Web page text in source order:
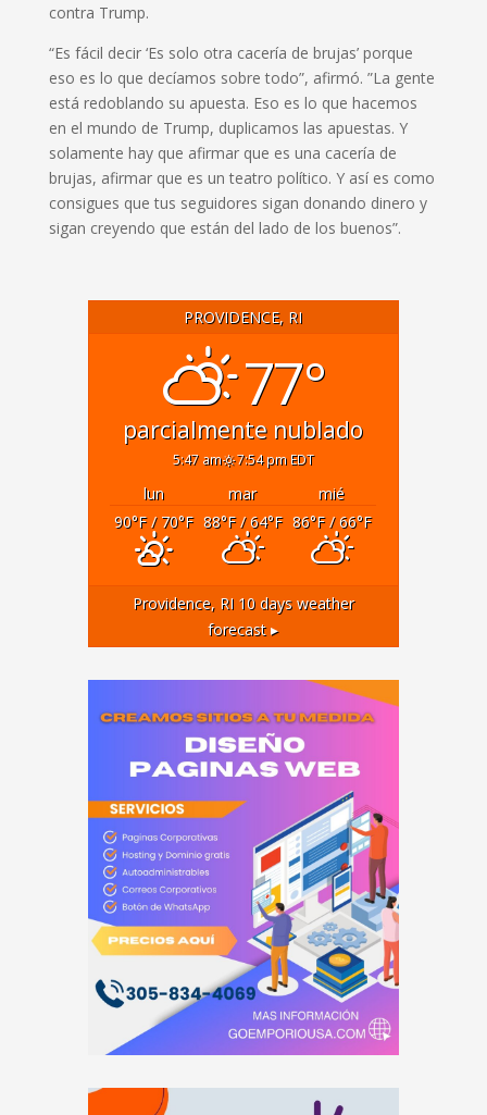
contra Trump.
“Es fácil decir ‘Es solo otra cacería de brujas’ porque
eso es lo que decíamos sobre todo”, afirmó. ”La gente
está redoblando su apuesta. Eso es lo que hacemos
en el mundo de Trump, duplicamos las apuestas. Y
solamente hay que afirmar que es una cacería de
brujas, afirmar que es un teatro político. Y así es como
consigues que tus seguidores sigan donando dinero y
sigan creyendo que están del lado de los buenos”.
PROVIDENCE, RI
77°
parcialmente nublado
5:47 am 7:54 pm EDT
lun mar
mié
90°F/ 70°F 88°F/ 64°F 86°F/ 66°F
Providence, RI10 days weather
forecast ▸